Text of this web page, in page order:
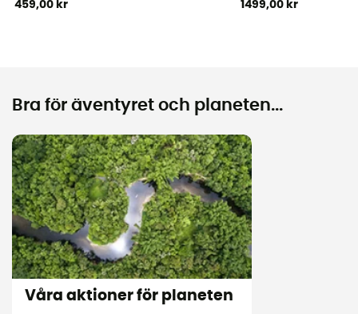
459,00 kr 1499,00 kr
Bra för äventyret och planeten...
Våra aktioner för planeten